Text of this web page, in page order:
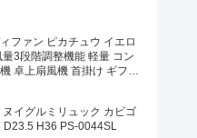
ファン ピカチュウ イエロ
3段階調整機能 軽量 コン
卓上扇風機 首掛け ギフト
充電 Type-C対応
イグルミリュック カビゴ
D23.5 H36 PS-0044SL